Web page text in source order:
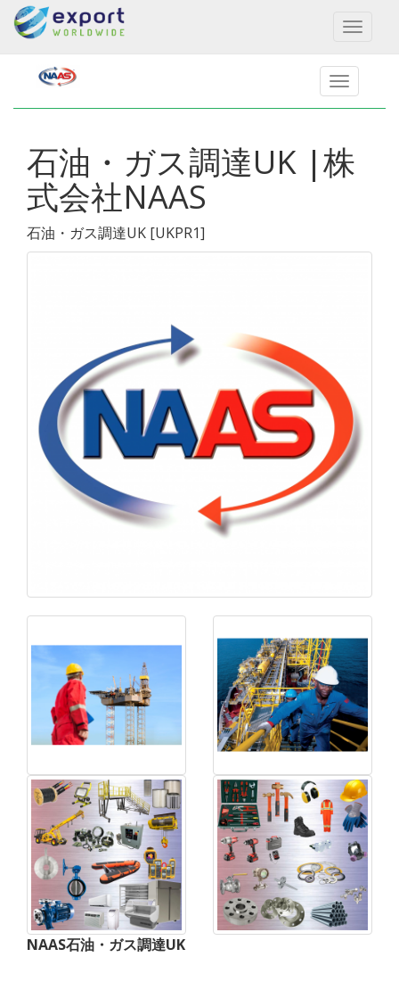
Toggle
石油・ガス調達UK |株
式会社NAAS
石油・ガス調達UK [UKPR1]
NAAS石油・ガス調達UK